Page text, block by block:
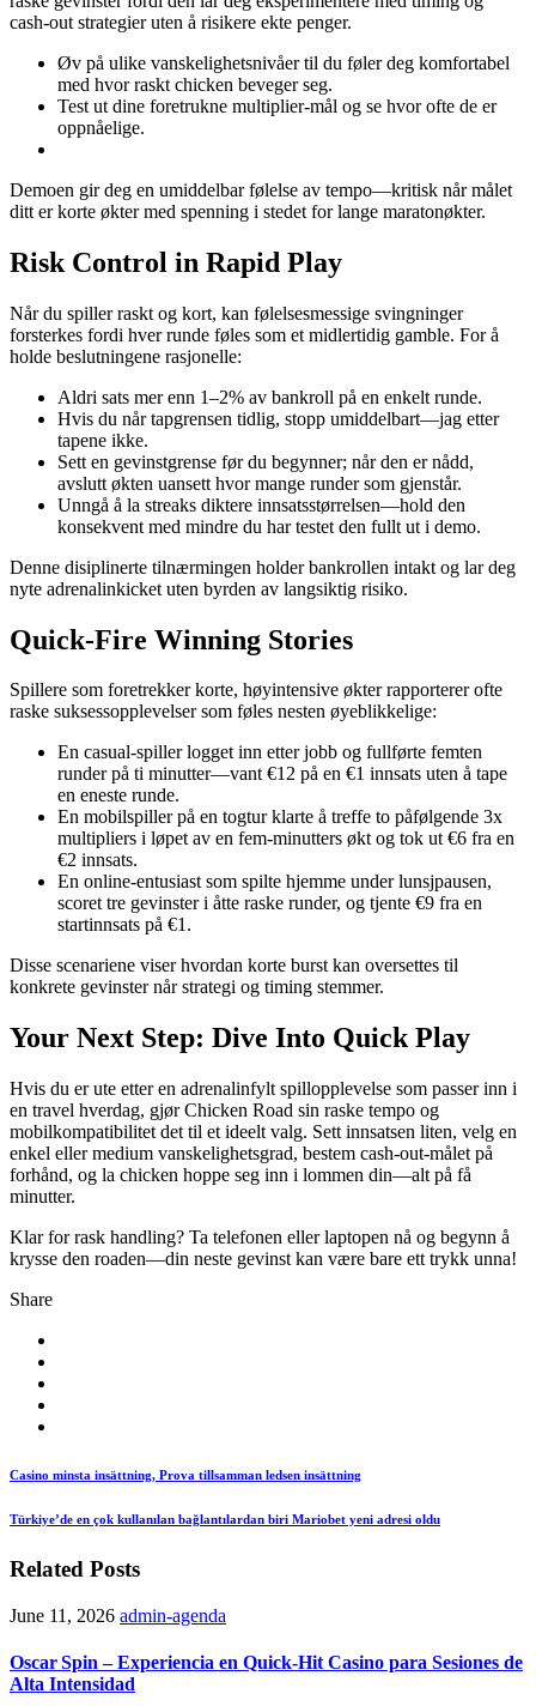
cash‑out strategier uten å risikere ekte penger.
Øv på ulike vanskelighetsnivåer til du føler deg komfortabel
med hvor raskt chicken beveger seg.
Test ut dine foretrukne multiplier-mål og se hvor ofte de er
oppnåelige.
Demoen gir deg en umiddelbar følelse av tempo—kritisk når målet
ditt er korte økter med spenning i stedet for lange maratonøkter.
Risk Control in Rapid Play
Når du spiller raskt og kort, kan følelsesmessige svingninger
forsterkes fordi hver runde føles som et midlertidig gamble. For å
holde beslutningene rasjonelle:
Aldri sats mer enn 1–2% av bankroll på en enkelt runde.
Hvis du når tapgrensen tidlig, stopp umiddelbart—jag etter
tapene ikke.
Sett en gevinstgrense før du begynner; når den er nådd,
avslutt økten uansett hvor mange runder som gjenstår.
Unngå å la streaks diktere innsatsstørrelsen—hold den
konsekvent med mindre du har testet den fullt ut i demo.
Denne disiplinerte tilnærmingen holder bankrollen intakt og lar deg
nyte adrenalinkicket uten byrden av langsiktig risiko.
Quick‑Fire Winning Stories
Spillere som foretrekker korte, høyintensive økter rapporterer ofte
raske suksessopplevelser som føles nesten øyeblikkelige:
En casual-spiller logget inn etter jobb og fullførte femten
runder på ti minutter—vant €12 på en €1 innsats uten å tape
en eneste runde.
En mobilspiller på en togtur klarte å treffe to påfølgende 3x
multipliers i løpet av en fem-minutters økt og tok ut €6 fra en
€2 innsats.
En online-entusiast som spilte hjemme under lunsjpausen,
scoret tre gevinster i åtte raske runder, og tjente €9 fra en
startinnsats på €1.
Disse scenariene viser hvordan korte burst kan oversettes til
konkrete gevinster når strategi og timing stemmer.
Your Next Step: Dive Into Quick Play
Hvis du er ute etter en adrenalinfylt spillopplevelse som passer inn i
en travel hverdag, gjør Chicken Road sin raske tempo og
mobilkompatibilitet det til et ideelt valg. Sett innsatsen liten, velg en
enkel eller medium vanskelighetsgrad, bestem cash‑out-målet på
forhånd, og la chicken hoppe seg inn i lommen din—alt på få
minutter.
Klar for rask handling? Ta telefonen eller laptopen nå og begynn å
krysse den roaden—din neste gevinst kan være bare ett trykk unna!
Share
Casino minsta insättning, Prova tillsamman ledsen insättning
Türkiye’de en çok kullanılan bağlantılardan biri Mariobet yeni adresi oldu
Related Posts
June 11, 2026 admin-agenda
Oscar Spin – Experiencia en Quick‑Hit Casino para Sesiones de
Alta Intensidad